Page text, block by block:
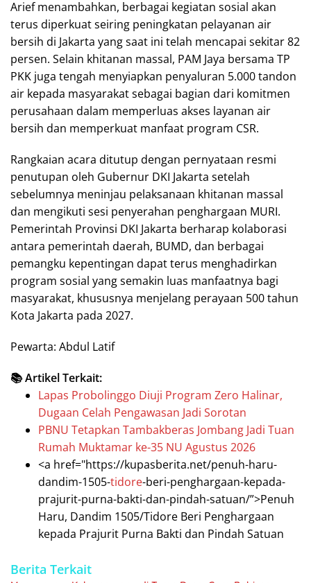
Arief menambahkan, berbagai kegiatan sosial akan
terus diperkuat seiring peningkatan pelayanan air
bersih di Jakarta yang saat ini telah mencapai sekitar 82
persen. Selain khitanan massal, PAM Jaya bersama TP
PKK juga tengah menyiapkan penyaluran 5.000 tandon
air kepada masyarakat sebagai bagian dari komitmen
perusahaan dalam memperluas akses layanan air
bersih dan memperkuat manfaat program CSR.
Rangkaian acara ditutup dengan pernyataan resmi
penutupan oleh Gubernur DKI Jakarta setelah
sebelumnya meninjau pelaksanaan khitanan massal
dan mengikuti sesi penyerahan penghargaan MURI.
Pemerintah Provinsi DKI Jakarta berharap kolaborasi
antara pemerintah daerah, BUMD, dan berbagai
pemangku kepentingan dapat terus menghadirkan
program sosial yang semakin luas manfaatnya bagi
masyarakat, khususnya menjelang perayaan 500 tahun
Kota Jakarta pada 2027.
Pewarta: Abdul Latif
📚 Artikel Terkait:
Lapas Probolinggo Diuji Program Zero Halinar,
Dugaan Celah Pengawasan Jadi Sorotan
PBNU Tetapkan Tambakberas Jombang Jadi Tuan
Rumah Muktamar ke-35 NU Agustus 2026
<a href="https://kupasberita.net/penuh-haru-
dandim-1505-tidore-beri-penghargaan-kepada-
prajurit-purna-bakti-dan-pindah-satuan/”>Penuh
Haru, Dandim 1505/Tidore Beri Penghargaan
kepada Prajurit Purna Bakti dan Pindah Satuan
Berita Terkait